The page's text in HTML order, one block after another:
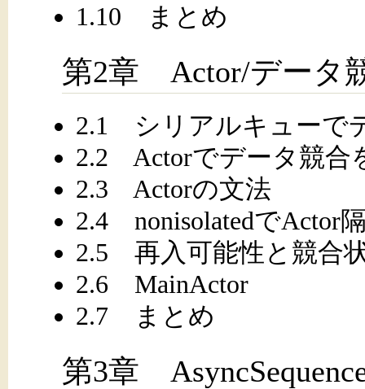
1.10 まとめ
第2章 Actor/データ
2.1 シリアルキューで
2.2 Actorでデータ競合
2.3 Actorの文法
2.4 nonisolatedでActor
2.5 再入可能性と競合
2.6 MainActor
2.7 まとめ
第3章